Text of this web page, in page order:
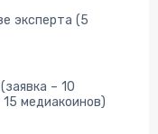
эксперта (5
– 10
медиакоинов)